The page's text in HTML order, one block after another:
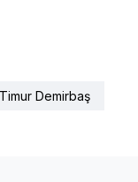
Demirbaş